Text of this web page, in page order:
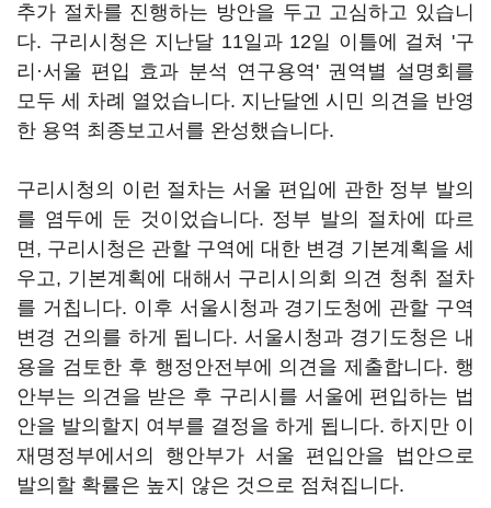
추가 절차를 진행하는 방안을 두고 고심하고 있습니
다. 구리시청은 지난달 11일과 12일 이틀에 걸쳐 '구
리·서울 편입 효과 분석 연구용역' 권역별 설명회를
모두 세 차례 열었습니다. 지난달엔 시민 의견을 반영
한 용역 최종보고서를 완성했습니다.
구리시청의 이런 절차는 서울 편입에 관한 정부 발의
를 염두에 둔 것이었습니다. 정부 발의 절차에 따르
면, 구리시청은 관할 구역에 대한 변경 기본계획을 세
우고, 기본계획에 대해서 구리시의회 의견 청취 절차
를 거칩니다. 이후 서울시청과 경기도청에 관할 구역
변경 건의를 하게 됩니다. 서울시청과 경기도청은 내
용을 검토한 후 행정안전부에 의견을 제출합니다. 행
안부는 의견을 받은 후 구리시를 서울에 편입하는 법
안을 발의할지 여부를 결정을 하게 됩니다. 하지만 이
재명정부에서의 행안부가 서울 편입안을 법안으로
발의할 확률은 높지 않은 것으로 점쳐집니다.